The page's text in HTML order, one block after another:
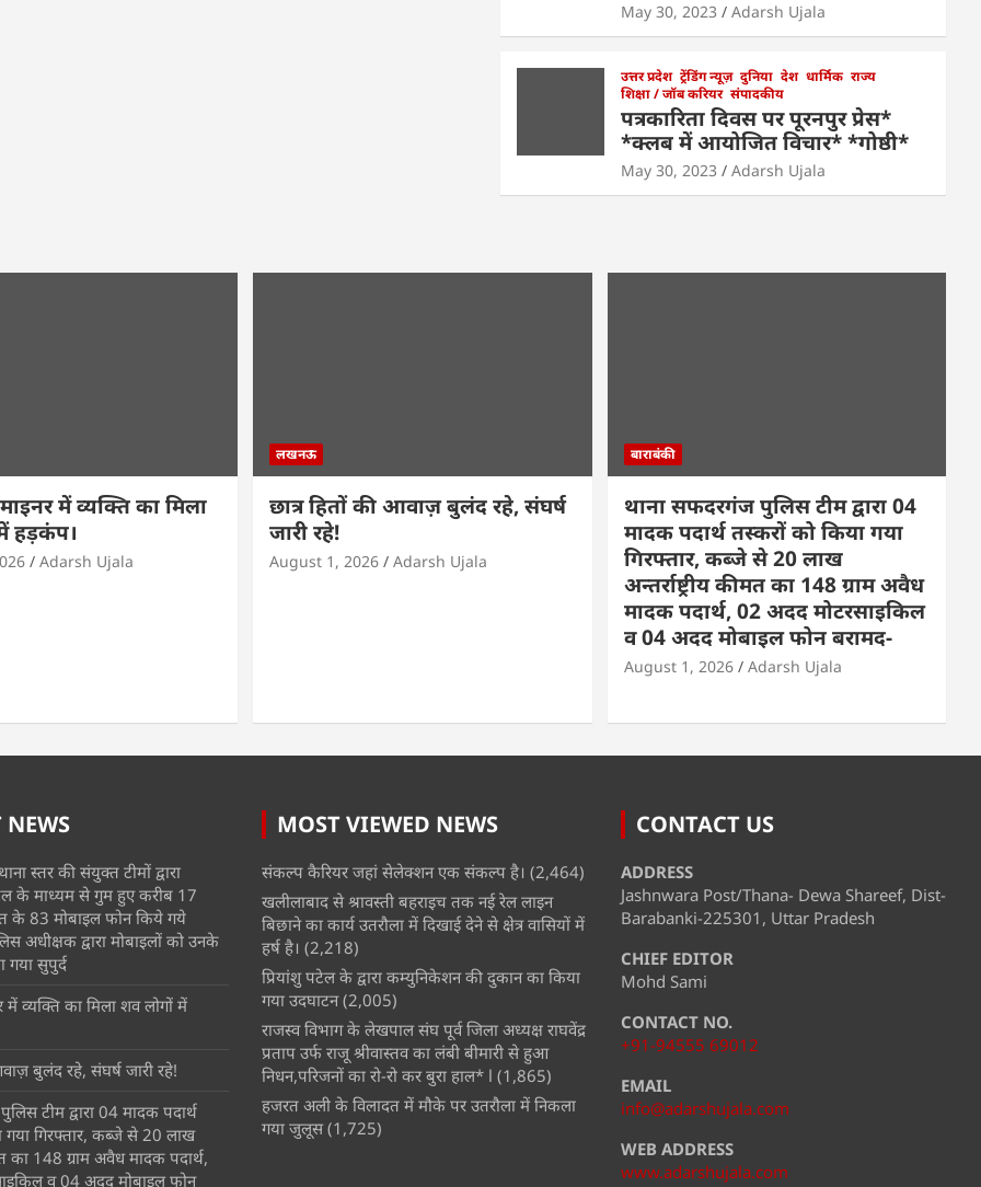
May 30, 2023 Adarsh Ujala
उत्तर प्रदेश ट्रेंडिंग न्यूज़ दुनिया देश धार्मिक राज्य
शिक्षा / जॉब करियर संपादकीय
पत्रकारिता दिवस पर पूरनपुर प्रेस*
*क्लब में आयोजित विचार* *गोष्ठी*
May 30, 2023 Adarsh Ujala
में व्यक्ति का मिला
हड़कंप।
Adarsh Ujala
लखनऊ
छात्र हितों की आवाज़ बुलंद रहे, संघर्ष
जारी रहे!
August 1, 2026 Adarsh Ujala
बाराबंकी
थाना सफदरगंज पुलिस टीम द्वारा 04
मादक पदार्थ तस्करों को किया गया
गिरफ्तार, कब्जे से 20 लाख
अन्तर्राष्ट्रीय कीमत का 148 ग्राम अवैध
मादक पदार्थ, 02 अदद मोटरसाइकिल
व 04 अदद मोबाइल फोन बरामद-
August 1, 2026 Adarsh Ujala
NEWS
स्तर की संयुक्त टीमों द्वारा
के माध्यम से गुम हुए करीब 17
के 83 मोबाइल फोन किये गये
अधीक्षक द्वारा मोबाइलों को उनके
गया सुपुर्द
व्यक्ति का मिला शव लोगों में
बुलंद रहे, संघर्ष जारी रहे!
टीम द्वारा 04 मादक पदार्थ
गया गिरफ्तार, कब्जे से 20 लाख
का 148 ग्राम अवैध मादक पदार्थ,
व 04 अदद मोबाइल फोन
MOST VIEWED NEWS
संकल्प कैरियर जहां सेलेक्शन एक संकल्प है। (2,464)
खलीलाबाद से श्रावस्ती बहराइच तक नई रेल लाइन
बिछाने का कार्य उतरौला में दिखाई देने से क्षेत्र वासियों में
हर्ष है। (2,218)
प्रियांशु पटेल के द्वारा कम्युनिकेशन की दुकान का किया
गया उदघाटन (2,005)
राजस्व विभाग के लेखपाल संघ पूर्व जिला अध्यक्ष राघवेंद्र
प्रताप उर्फ राजू श्रीवास्तव का लंबी बीमारी से हुआ
निधन,परिजनों का रो-रो कर बुरा हाल* l (1,865)
हजरत अली के विलादत में मौके पर उतरौला में निकला
गया जुलूस (1,725)
CONTACT US
ADDRESS
Jashnwara Post/Thana- Dewa Shareef, Dist-
Barabanki-225301, Uttar Pradesh
CHIEF EDITOR
Mohd Sami
CONTACT NO.
+91-94555 69012
EMAIL
info@adarshujala.com
WEB ADDRESS
www.adarshujala.com